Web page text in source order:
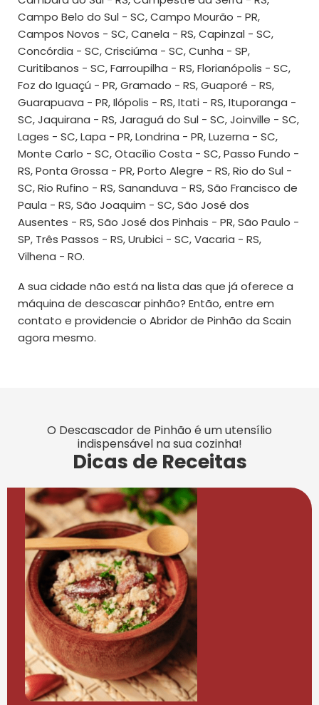
Campo Belo do Sul - SC, Campo Mourão - PR,
Campos Novos - SC, Canela - RS, Capinzal - SC,
Concórdia - SC, Crisciúma - SC, Cunha - SP,
Curitibanos - SC, Farroupilha - RS, Florianópolis - SC,
Foz do Iguaçú - PR, Gramado - RS, Guaporé - RS,
Guarapuava - PR, Ilópolis - RS, Itati - RS, Ituporanga -
SC, Jaquirana - RS, Jaraguá do Sul - SC, Joinville - SC,
Lages - SC, Lapa - PR, Londrina - PR, Luzerna - SC,
Monte Carlo - SC, Otacílio Costa - SC, Passo Fundo -
RS, Ponta Grossa - PR, Porto Alegre - RS, Rio do Sul -
SC, Rio Rufino - RS, Sananduva - RS, São Francisco de
Paula - RS, São Joaquim - SC, São José dos
Ausentes - RS, São José dos Pinhais - PR, São Paulo -
SP, Três Passos - RS, Urubici - SC, Vacaria - RS,
Vilhena - RO.
A sua cidade não está na lista das que já oferece a
máquina de descascar pinhão? Então, entre em
contato e providencie o Abridor de Pinhão da Scain
agora mesmo.
O Descascador de Pinhão é um utensílio
indispensável na sua cozinha!
Dicas de Receitas